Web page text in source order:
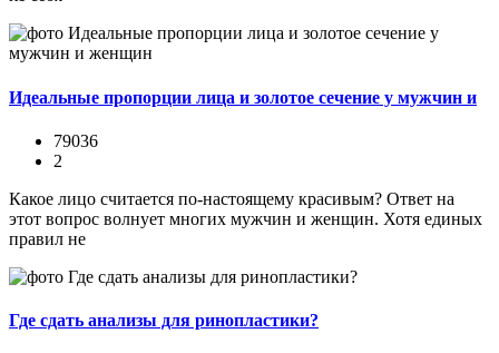
Идеальные пропорции лица и золотое сечение у мужчин и
79036
2
Какое лицо считается по-настоящему красивым? Ответ на
этот вопрос волнует многих мужчин и женщин. Хотя единых
правил не
Где сдать анализы для ринопластики?